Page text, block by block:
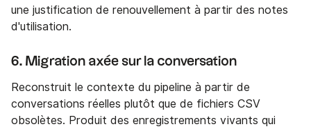
une justification de renouvellement à partir des notes
d'utilisation.
6. Migration axée sur la conversation
Reconstruit le contexte du pipeline à partir de
conversations réelles plutôt que de fichiers CSV
obsolètes. Produit des enregistrements vivants qui